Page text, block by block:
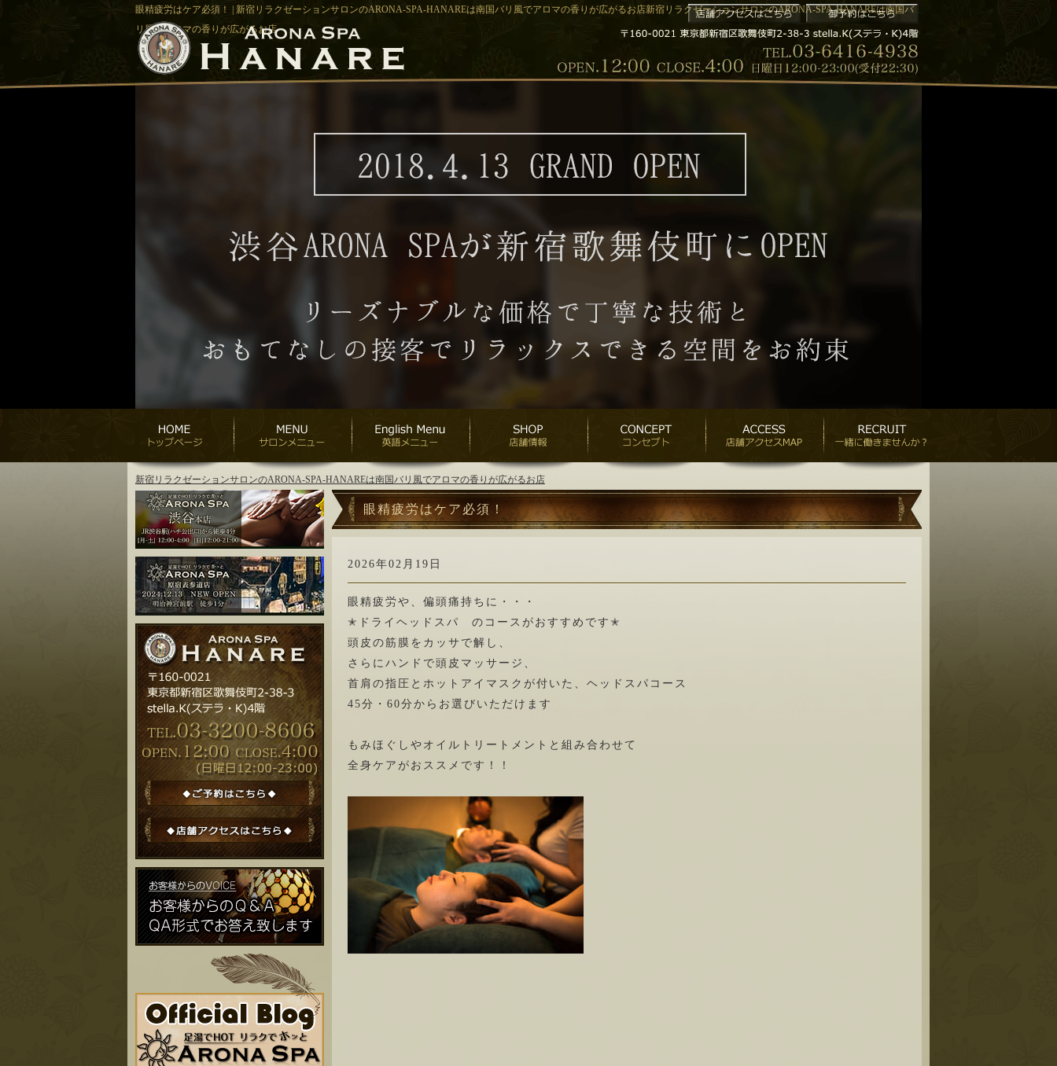
眼精疲労はケア必須！ | 新宿リラクゼーションサロンのARONA-SPA-HANAREは南国バリ風でアロマの香りが広がるお店新宿リラクゼーションサロンのARONA-SPA-HANAREは南国バ
リ風でアロマの香りが広がるお店
新宿リラクゼーションサロンのARONA-SPA-HANAREは南国バリ風でアロマの香りが広がるお店
眼精疲労はケア必須！
2026年02月19日
眼精疲労や、偏頭痛持ちに・・・
✭ドライヘッドスパ のコースがおすすめです✭
頭皮の筋膜をカッサで解し、
さらにハンドで頭皮マッサージ、
首肩の指圧とホットアイマスクが付いた、ヘッドスパコース
45分・60分からお選びいただけます
もみほぐしやオイルトリートメントと組み合わせて
全身ケアがおススメです！！